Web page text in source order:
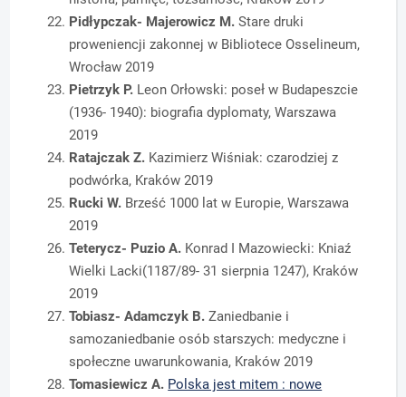
Pidłypczak- Majerowicz M. Stare druki
proweniencji zakonnej w Bibliotece Osselineum,
Wrocław 2019
Pietrzyk P. Leon Orłowski: poseł w Budapeszcie
(1936- 1940): biografia dyplomaty, Warszawa
2019
Ratajczak Z. Kazimierz Wiśniak: czarodziej z
podwórka, Kraków 2019
Rucki W. Brześć 1000 lat w Europie, Warszawa
2019
Teterycz- Puzio A. Konrad I Mazowiecki: Kniaź
Wielki Lacki(1187/89- 31 sierpnia 1247), Kraków
2019
Tobiasz- Adamczyk B. Zaniedbanie i
samozaniedbanie osób starszych: medyczne i
społeczne uwarunkowania, Kraków 2019
Tomasiewicz A. Polska jest mitem : nowe